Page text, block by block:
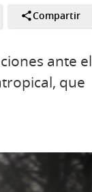
Compartir
ante el
que